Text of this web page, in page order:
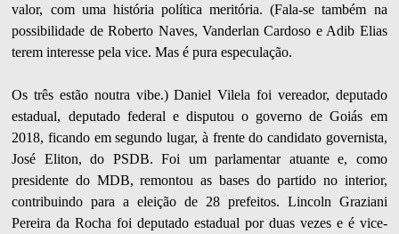
valor, com uma história política meritória. (Fala-se também na
possibilidade de Roberto Naves, Vanderlan Cardoso e Adib Elias
terem interesse pela vice. Mas é pura especulação.
Os três estão noutra vibe.) Daniel Vilela foi vereador, deputado
estadual, deputado federal e disputou o governo de Goiás em
2018, ficando em segundo lugar, à frente do candidato governista,
José Eliton, do PSDB. Foi um parlamentar atuante e, como
presidente do MDB, remontou as bases do partido no interior,
contribuindo para a eleição de 28 prefeitos. Lincoln Graziani
Pereira da Rocha foi deputado estadual por duas vezes e é vice-